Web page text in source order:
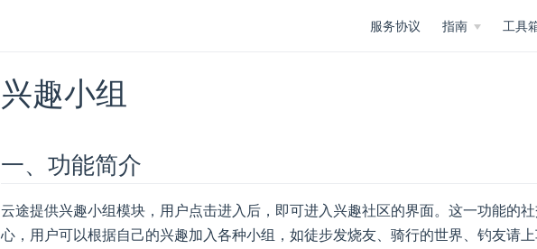
服务协议 指南 工具
兴趣小组
一、功能简介
云途提供兴趣小组模块，用户点击进入后，即可进入兴趣社区的界面。这一功能的
心，用户可以根据自己的兴趣加入各种小组，如徒步发烧友、骑行的世界、钓友请